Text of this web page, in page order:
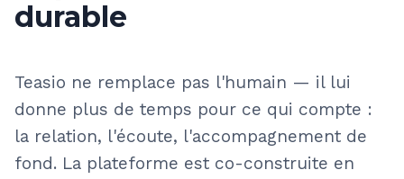
durable
Teasio ne remplace pas l'humain — il lui
donne plus de temps pour ce qui compte :
la relation, l'écoute, l'accompagnement de
fond. La plateforme est co-construite en